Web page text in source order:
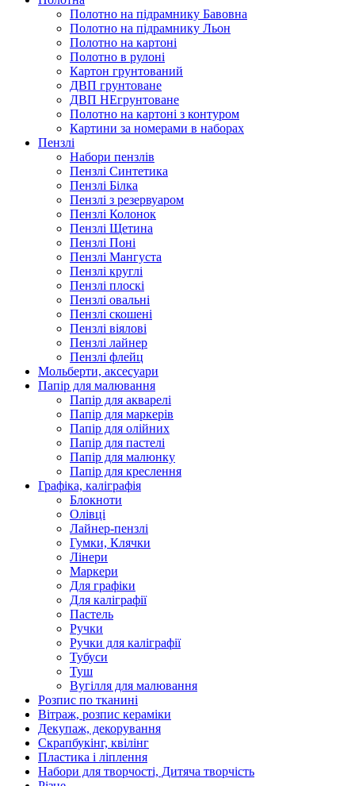
Полотно на підрамнику Бавовна
Полотно на підрамнику Льон
Полотно на картоні
Полотно в рулоні
Картон грунтований
ДВП грунтоване
ДВП НЕгрунтоване
Полотно на картоні з контуром
Картини за номерами в наборах
Пензлі
Набори пензлів
Пензлі Синтетика
Пензлі Білка
Пензлі з резервуаром
Пензлі Колонок
Пензлі Щетина
Пензлі Поні
Пензлі Мангуста
Пензлі круглі
Пензлі плоскі
Пензлі овальні
Пензлі скошені
Пензлі віялові
Пензлі лайнер
Пензлі флейц
Мольберти, аксесуари
Папір для малювання
Папір для акварелі
Папір для маркерів
Папір для олійних
Папір для пастелі
Папір для малюнку
Папір для креслення
Графіка, каліграфія
Блокноти
Олівці
Лайнер-пензлі
Гумки, Клячки
Лінери
Маркери
Для графіки
Для каліграфії
Пастель
Ручки
Ручки для каліграфії
Тубуси
Туш
Вугілля для малювання
Розпис по тканині
Вітраж, розпис кераміки
Декупаж, декорування
Скрапбукінг, квілінг
Пластика і ліплення
Набори для творчості, Дитяча творчість